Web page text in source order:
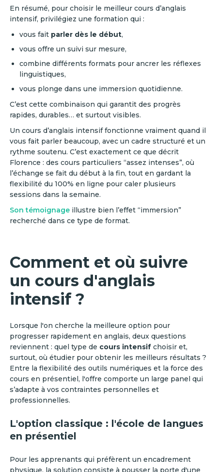
En résumé, pour choisir le meilleur cours d’anglais
intensif, privilégiez une formation qui :
vous fait parler dès le début,
vous offre un suivi sur mesure,
combine différents formats pour ancrer les réflexes
linguistiques,
vous plonge dans une immersion quotidienne.
C’est cette combinaison qui garantit des progrès
rapides, durables… et surtout visibles.
Un cours d’anglais intensif fonctionne vraiment quand il
vous fait parler beaucoup, avec un cadre structuré et un
rythme soutenu. C’est exactement ce que décrit
Florence : des cours particuliers “assez intenses”, où
l’échange se fait du début à la fin, tout en gardant la
flexibilité du 100% en ligne pour caler plusieurs
sessions dans la semaine.
Son témoignage illustre bien l’effet “immersion”
recherché dans ce type de format.
Comment et où suivre
un cours d'anglais
intensif ?
Lorsque l'on cherche la meilleure option pour
progresser rapidement en anglais, deux questions
reviennent : quel type de cours intensif choisir et,
surtout, où étudier pour obtenir les meilleurs résultats ?
Entre la flexibilité des outils numériques et la force des
cours en présentiel, l'offre comporte un large panel qui
s’adapte à vos contraintes personnelles et
professionnelles.
L'option classique : l'école de langues
en présentiel
Pour les apprenants qui préfèrent un encadrement
physique, la solution consiste à pousser la porte d'une